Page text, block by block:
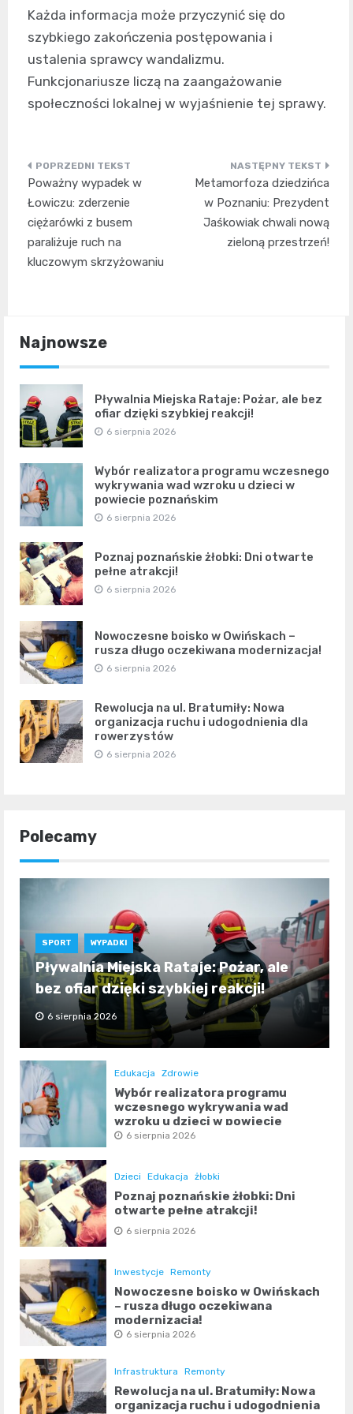
Każda informacja może przyczynić się do
szybkiego zakończenia postępowania i
ustalenia sprawcy wandalizmu.
Funkcjonariusze liczą na zaangażowanie
społeczności lokalnej w wyjaśnienie tej sprawy.
Nawigacja
wpisu
Poważny wypadek w
Łowiczu: zderzenie
ciężarówki z busem
paraliżuje ruch na
kluczowym skrzyżowaniu
Metamorfoza dziedzińca
w Poznaniu: Prezydent
Jaśkowiak chwali nową
zieloną przestrzeń!
Najnowsze
Pływalnia Miejska Rataje: Pożar, ale bez
ofiar dzięki szybkiej reakcji!
6 sierpnia 2026
Wybór realizatora programu wczesnego
wykrywania wad wzroku u dzieci w
powiecie poznańskim
6 sierpnia 2026
Poznaj poznańskie żłobki: Dni otwarte
pełne atrakcji!
6 sierpnia 2026
Nowoczesne boisko w Owińskach –
rusza długo oczekiwana modernizacja!
6 sierpnia 2026
Rewolucja na ul. Bratumiły: Nowa
organizacja ruchu i udogodnienia dla
rowerzystów
6 sierpnia 2026
Polecamy
SPORT WYPADKI
Pływalnia Miejska Rataje: Pożar, ale
bez ofiar dzięki szybkiej reakcji!
6 sierpnia 2026
Edukacja Zdrowie
Wybór realizatora programu
wczesnego wykrywania wad
wzroku u dzieci w powiecie
poznańskim
6 sierpnia 2026
Dzieci Edukacja żłobki
Poznaj poznańskie żłobki: Dni
otwarte pełne atrakcji!
6 sierpnia 2026
Inwestycje Remonty
Nowoczesne boisko w Owińskach
– rusza długo oczekiwana
modernizacja!
6 sierpnia 2026
Infrastruktura Remonty
Rewolucja na ul. Bratumiły: Nowa
organizacja ruchu i udogodnienia